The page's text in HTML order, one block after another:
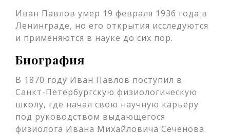
Иван Павлов умер 19 февраля 1936 года в
Ленинграде, но его открытия исследуются
и применяются в науке до сих пор.
Биография
В 1870 году Иван Павлов поступил в
Санкт-Петербургскую физиологическую
школу, где начал свою научную карьеру
под руководством выдающегося
физиолога Ивана Михайловича Сеченова.